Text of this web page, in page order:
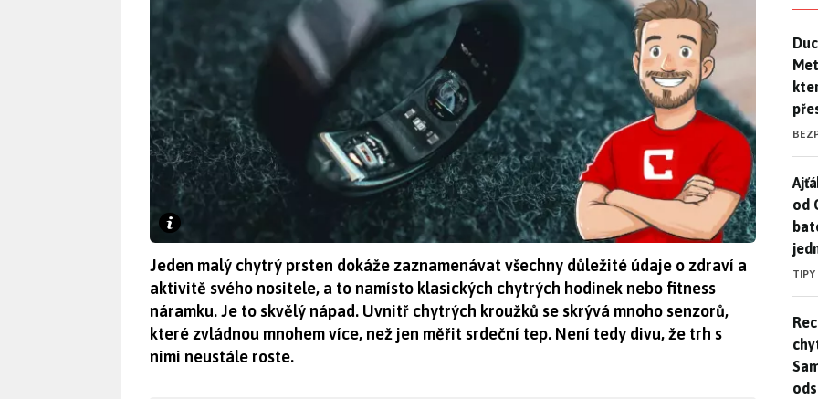
Jeden malý chytrý prsten dokáže zaznamenávat všechny důležité údaje o zdraví a
aktivitě svého nositele, a to namísto klasických chytrých hodinek nebo fitness
náramku. Je to skvělý nápad. Uvnitř chytrých kroužků se skrývá mnoho senzorů,
které zvládnou mnohem více, než jen měřit srdeční tep. Není tedy divu, že trh s
nimi neustále roste.
od